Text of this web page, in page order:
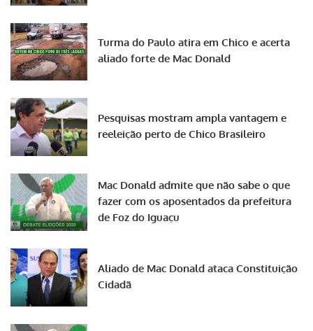
Turma do Paulo atira em Chico e acerta
aliado forte de Mac Donald
Pesquisas mostram ampla vantagem e
reeleição perto de Chico Brasileiro
Mac Donald admite que não sabe o que
fazer com os aposentados da prefeitura
de Foz do Iguaçu
Aliado de Mac Donald ataca Constituição
Cidadã